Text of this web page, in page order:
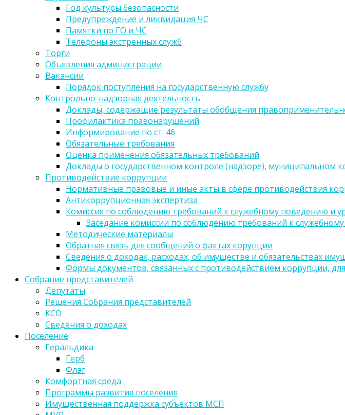
Год культуры безопасности
Предупреждение и ликвидация ЧС
Памятки по ГО и ЧС
Телефоны экстренных служб
Торги
Объявления администрации
Вакансии
Порядок поступления на государственную службу
Контрольно-надзорная деятельность
Доклады, содержащие результаты обобщения
Профилактика правонарушений
Информирование по ст. 46
Обязательные требования
Оценка применения обязательных требований
Доклады о государственном контроле (надзоре), муниципальном
Противодействие коррупции
Нормативные правовые и иные акты в сфере противодействия
Антикоррупционная экспертиза
Комиссия по соблюдению требований к служебному поведению и
Заседание комиссии по соблюдению требований к
Методические материалы
Обратная связь для сообщений о фактах корупции
Сведения о доходах, расходах, об имуществе и обязательствах
Формы документов, связанных с противодействием коррупции,
Собрание представителей
Депутаты
Решения Собрания представителей
КСО
Сведения о доходах
Поселение
Геральдика
Герб
Флаг
Комфортная среда
Программы развития поселения
Имущественная поддержка субъектов МСП